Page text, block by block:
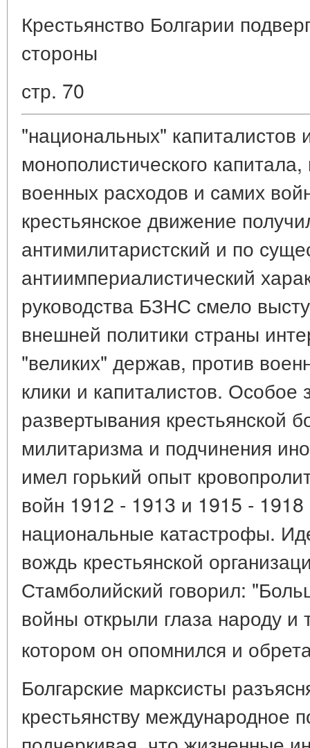
Крестьянство Болгарии
стороны
стр. 70
"национальных" капиталистов
монополистического
военных расходов и самих
крестьянское движение
антимилитаристский и по
антиимпериалистический
руководства БЗНС смело
внешней политики страны
"великих" держав, против
клики и капиталистов. Особое
развертывания крестьянской
милитаризма и подчинения
имел горький опыт
войн 1912 - 1913 и 1915 - 1918
национальные катастрофы.
вождь крестьянской
Стамболийский говорил:
войны открыли глаза народу и
котором он опомнился и
Болгарские марксисты
крестьянству международное